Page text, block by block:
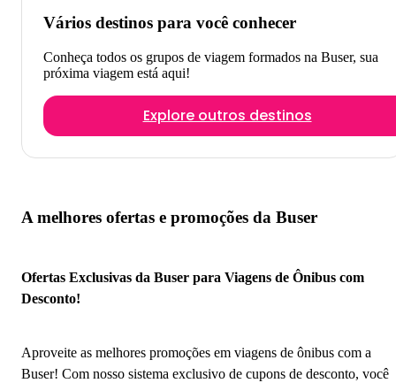
Vários destinos para você conhecer
Conheça todos os grupos de viagem formados na Buser, sua
próxima viagem está aqui!
Explore outros destinos
A melhores ofertas e promoções da Buser
Ofertas Exclusivas da Buser para Viagens de Ônibus com
Desconto!
Aproveite as melhores promoções em viagens de ônibus com a
Buser! Com nosso sistema exclusivo de cupons de desconto, você